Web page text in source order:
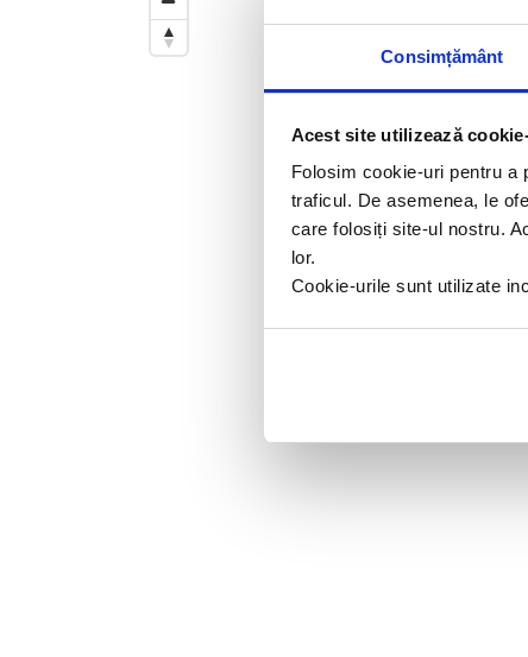
Consimțământ
Acest site utilizează
Folosim cookie-uri pentru a
traficul. De asemenea, le
care folosiți site-ul nostru.
lor.
Cookie-urile sunt utilizate